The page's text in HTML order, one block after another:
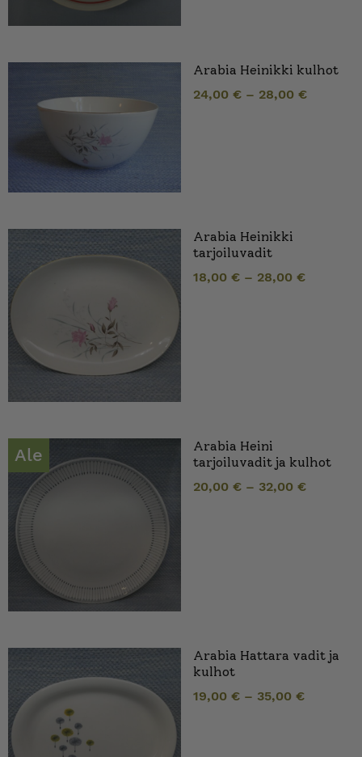
Arabia Heinikki kulhot
24,00 € – 28,00 €
Arabia Heinikki
tarjoiluvadit
18,00 € – 28,00 €
Ale
Arabia Heini
tarjoiluvadit ja kulhot
20,00 € – 32,00 €
Arabia Hattara vadit ja
kulhot
19,00 € – 35,00 €